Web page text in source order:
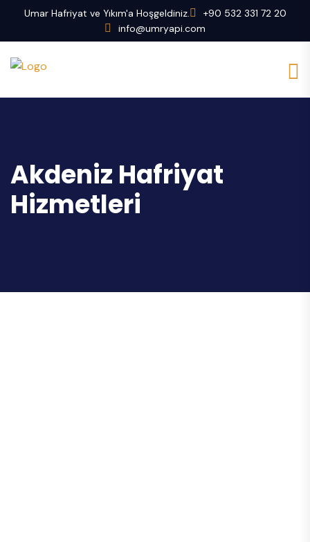
Umar Hafriyat ve Yıkım'a Hoşgeldiniz.
+90 532 331 72 20
info@umryapi.com
Akdeniz Hafriyat
Hizmetleri